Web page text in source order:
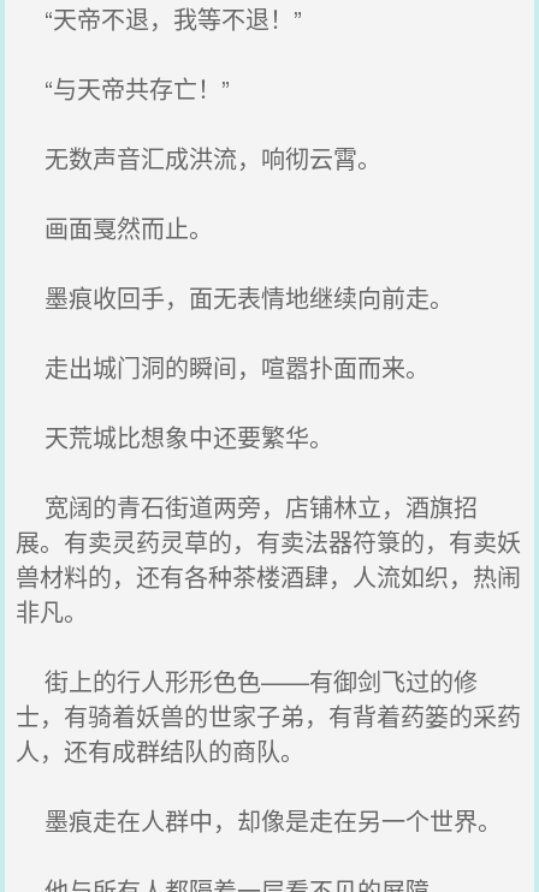
“天帝不退，我等不退！”
“与天帝共存亡！”
无数声音汇成洪流，响彻云霄。
画面戛然而止。
墨痕收回手，面无表情地继续向前走。
走出城门洞的瞬间，喧嚣扑面而来。
天荒城比想象中还要繁华。
宽阔的青石街道两旁，店铺林立，酒旗招
展。有卖灵药灵草的，有卖法器符箓的，有卖妖
兽材料的，还有各种茶楼酒肆，人流如织，热闹
非凡。
街上的行人形形色色——有御剑飞过的修
士，有骑着妖兽的世家子弟，有背着药篓的采药
人，还有成群结队的商队。
墨痕走在人群中，却像是走在另一个世界。